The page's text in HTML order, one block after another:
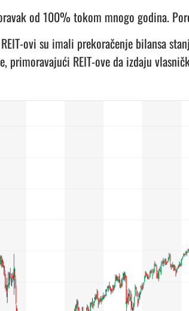
od 100% tokom mnogo godina.
ovi su imali prekoračenje bilansa
primoravajući REIT-ove da izdaju